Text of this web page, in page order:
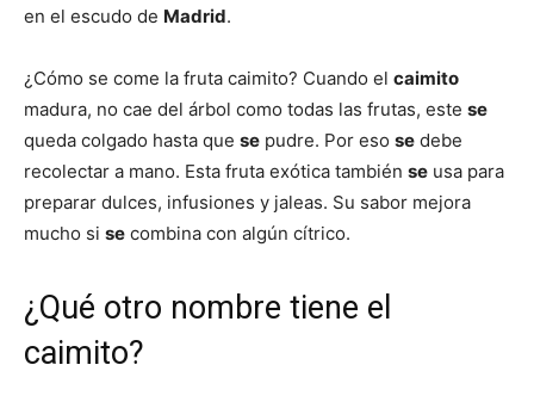
en el escudo de Madrid.
¿Cómo se come la fruta caimito? Cuando el caimito
madura, no cae del árbol como todas las frutas, este se
queda colgado hasta que se pudre. Por eso se debe
recolectar a mano. Esta fruta exótica también se usa para
preparar dulces, infusiones y jaleas. Su sabor mejora
mucho si se combina con algún cítrico.
¿Qué otro nombre tiene el
caimito?